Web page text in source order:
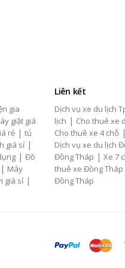
gia
giặt giá
rẻ | tủ
giá sỉ |
| Đồ
| Máy
giá sỉ |
Liên kết
Dịch vụ xe du lịch
lịch | Cho thuê xe
Cho thuê xe 4 chỗ |
Dịch vụ xe du lịch
Đồng Tháp | Xe 7
thuê xe Đồng Tháp
Đồng Tháp